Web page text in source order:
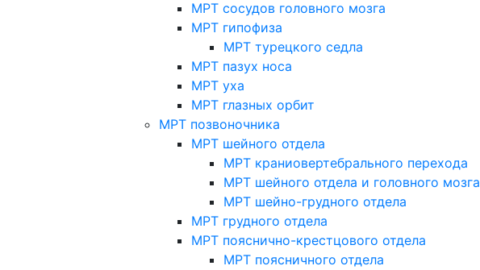
МРТ сосудов головного мозга
МРТ гипофиза
МРТ турецкого седла
МРТ пазух носа
МРТ уха
МРТ глазных орбит
МРТ позвоночника
МРТ шейного отдела
МРТ краниовертебрального перехода
МРТ шейного отдела и головного мозга
МРТ шейно-грудного отдела
МРТ грудного отдела
МРТ пояснично-крестцового отдела
МРТ поясничного отдела